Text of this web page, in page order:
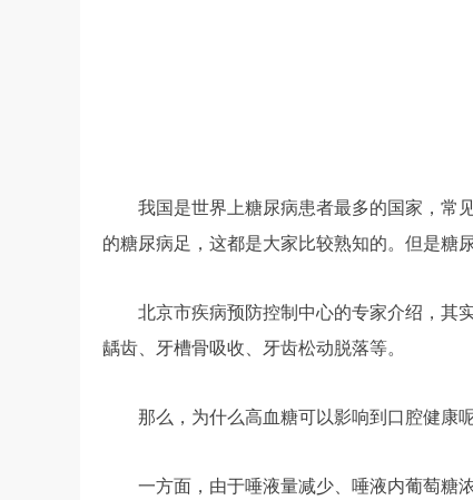
我国是世界上糖尿病患者最多的国家，常
的糖尿病足，这都是大家比较熟知的。但是
北京市疾病预防控制中心的专家介绍，其
龋齿、牙槽骨吸收、牙齿松动脱落等。
那么，为什么高血糖可以影响到口腔健康
一方面，由于唾液量减少、唾液内葡萄糖